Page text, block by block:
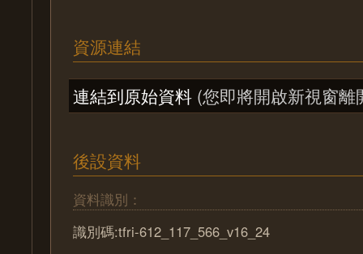
資源連結
連結到原始資料 (您即將開啟新視窗離
後設資料
資料識別：
識別碼:tfri-612_117_566_v16_24